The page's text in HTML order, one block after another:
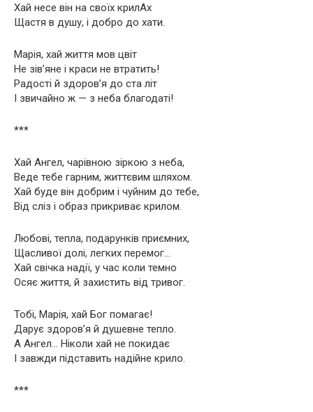
Хай несе він на своїх крилАх
Щастя в душу, і добро до хати.
Марія, хай життя мов цвіт
Не зів’яне і краси не втратить!
Радості й здоров’я до ста літ
І звичайно ж — з неба благодаті!
***
Хай Ангел, чарівною зіркою з неба,
Веде тебе гарним, життєвим шляхом.
Хай буде він добрим і чуйним до тебе,
Від сліз і образ прикриває крилом.
Любові, тепла, подарунків приємних,
Щасливої долі, легких перемог…
Хай свічка надії, у час коли темно
Осяє життя, й захистить від тривог.
Тобі, Марія, хай Бог помагає!
Дарує здоров’я й душевне тепло.
А Ангел… Ніколи хай не покидає
І завжди підставить надійне крило.
***